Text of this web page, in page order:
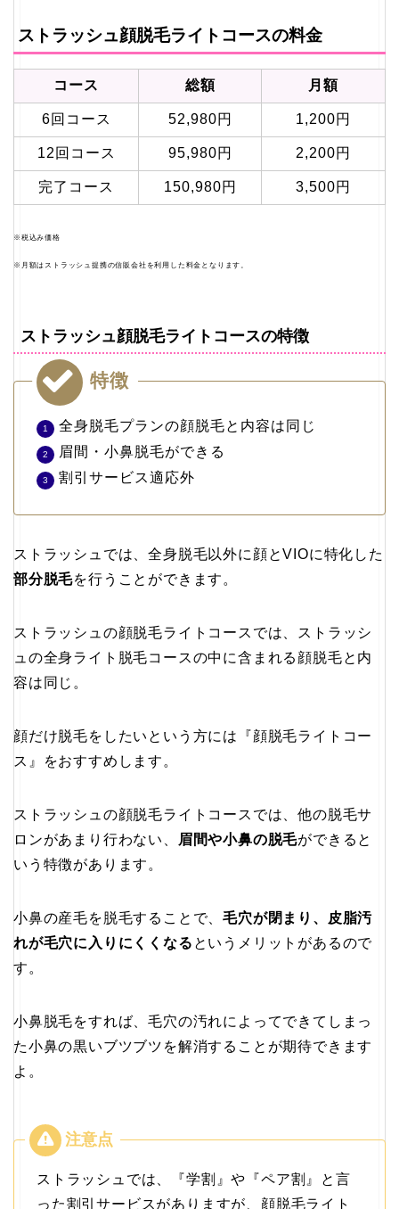
ストラッシュ顔脱毛ライトコースの料金
コース 総額 月額
6回コース 52,980円 1,200円
12回コース 95,980円 2,200円
完了コース 150,980円 3,500円
※税込み価格
※月額はストラッシュ提携の信販会社を利用した料金となります。
ストラッシュ顔脱毛ライトコースの特徴
特徴
全身脱毛プランの顔脱毛と内容は同じ
眉間・小鼻脱毛ができる
割引サービス適応外
ストラッシュでは、全身脱毛以外に顔とVIOに特化した
部分脱毛を行うことができます。
ストラッシュの顔脱毛ライトコースでは、ストラッシ
ュの全身ライト脱毛コースの中に含まれる顔脱毛と内
容は同じ。
顔だけ脱毛をしたいという方には『顔脱毛ライトコー
ス』をおすすめします。
ストラッシュの顔脱毛ライトコースでは、他の脱毛サ
ロンがあまり行わない、
眉間や小鼻の脱毛ができると
いう特徴があります。
小鼻の産毛を脱毛することで、毛穴が閉まり、皮脂汚
れが毛穴に入りにくくなる というメリットがあるので
す。
小鼻脱毛をすれば、毛穴の汚れによってできてしまっ
た小鼻の黒いブツブツを解消することが期待できます
よ。
ストラッシュでは、『学割』や『ペア割』と言
った割引サービスがありますが、顔脱毛ライト